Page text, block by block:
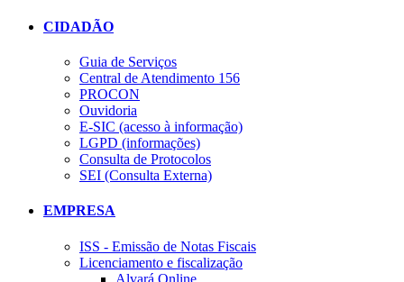
CIDADÃO
Guia de Serviços
Central de Atendimento 156
PROCON
Ouvidoria
E-SIC (acesso à informação)
LGPD (informações)
Consulta de Protocolos
SEI (Consulta Externa)
EMPRESA
ISS - Emissão de Notas Fiscais
Licenciamento e fiscalização
Alvará Online